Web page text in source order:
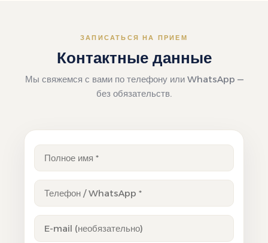
ЗАПИСАТЬСЯ НА ПРИЕМ
Контактные данные
Мы свяжемся с вами по телефону или WhatsApp —
без обязательств.